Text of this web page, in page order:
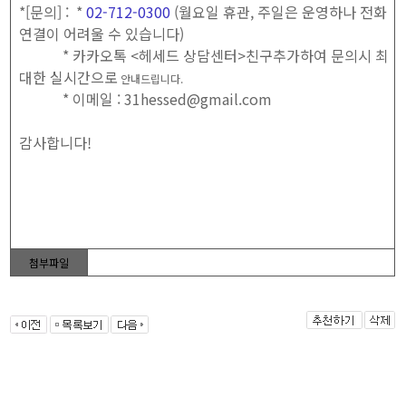
*[문의] : *02-712-0300 (월요일 휴관, 주일은 운영하나 전화
연결이 어려울 수 있습니다)
* 카카오톡 <헤세드 상담센터>친구추가하여 문의시 최
대한 실시간으로 안내드립니다.
* 이메일 : 31hessed@gmail.com
감사합니다!
첨부파일